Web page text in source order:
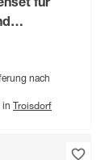
für
nach
in Troisdorf